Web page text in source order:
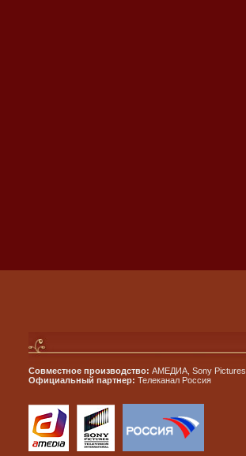
Совместное производство: АМЕДИА, Sony Pictures
Официальный партнер: Телеканал Россия